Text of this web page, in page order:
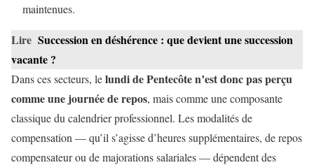
maintenues.
Lire Succession en déshérence : que devient une succession
vacante ?
Dans ces secteurs, lelundi de Pentecôte n’est donc pas perçu
comme une journée de repos, mais comme une composante
classique du calendrier professionnel. Les modalités de
compensation — qu’il s’agisse d’heures supplémentaires, de repos
compensateur ou de majorations salariales — dépendent des